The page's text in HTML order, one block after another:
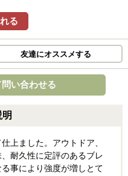
る
友達にオススメする
い合わせる
上ました。アウトドア、
耐久性に定評のあるブレ
事により強度が増しとて